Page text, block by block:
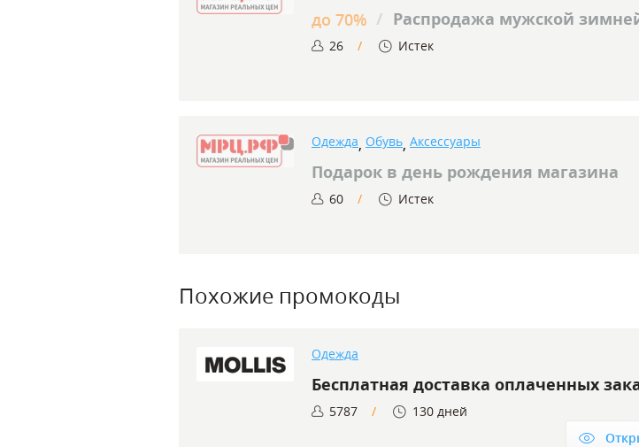
до 70% / Распродажа мужской
26 Истек
Одежда, Обувь, Аксессуары
Подарок в день рождения магазина
60 Истек
Похожие промокоды
Одежда
Бесплатная доставка оплаченных
5787
130 дней